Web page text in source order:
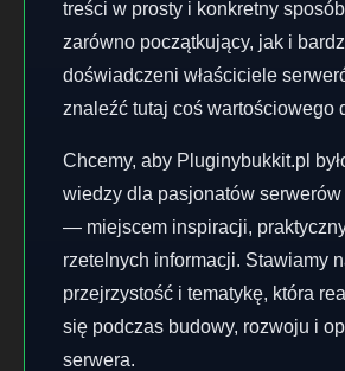
treści w prosty i konkretny
zarówno początkujący, jak i
doświadczeni właściciele
znaleźć tutaj coś wartościowego
Chcemy, aby Pluginybukkit.pl
wiedzy dla pasjonatów serwerów
— miejscem inspiracji,
rzetelnych informacji. Stawiamy
przejrzystość i tematykę, która
się podczas budowy, rozwoju i
serwera.